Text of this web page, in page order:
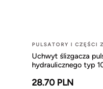
PULSATORY I CZĘŚCI
Uchwyt ślizgacza
hydraulicznego typ
28.70 PLN